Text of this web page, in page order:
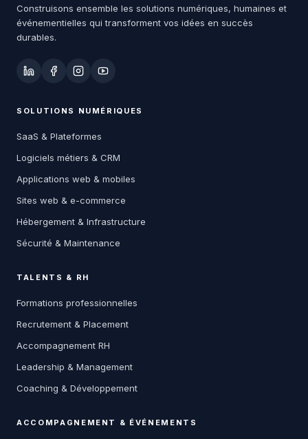
Construisons ensemble les solutions numériques, humaines et
événementielles qui transforment vos idées en succès
durables.
SOLUTIONS NUMÉRIQUES
SaaS & Plateformes
Logiciels métiers & CRM
Applications web & mobiles
Sites web & e-commerce
Hébergement & Infrastructure
Sécurité & Maintenance
TALENTS & RH
Formations professionnelles
Recrutement & Placement
Accompagnement RH
Leadership & Management
Coaching & Développement
ACCOMPAGNEMENT & ÉVÉNEMENTS